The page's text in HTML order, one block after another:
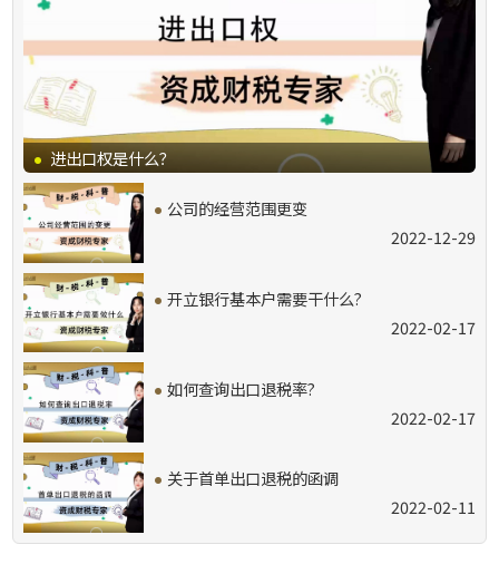
·进出口权是什么？
·公司的经营范围更变
2022-12-29
·开立银行基本户需要干什么?
2022-02-17
·如何查询出口退税率?
2022-02-17
·关于首单出口退税的函调
2022-02-11